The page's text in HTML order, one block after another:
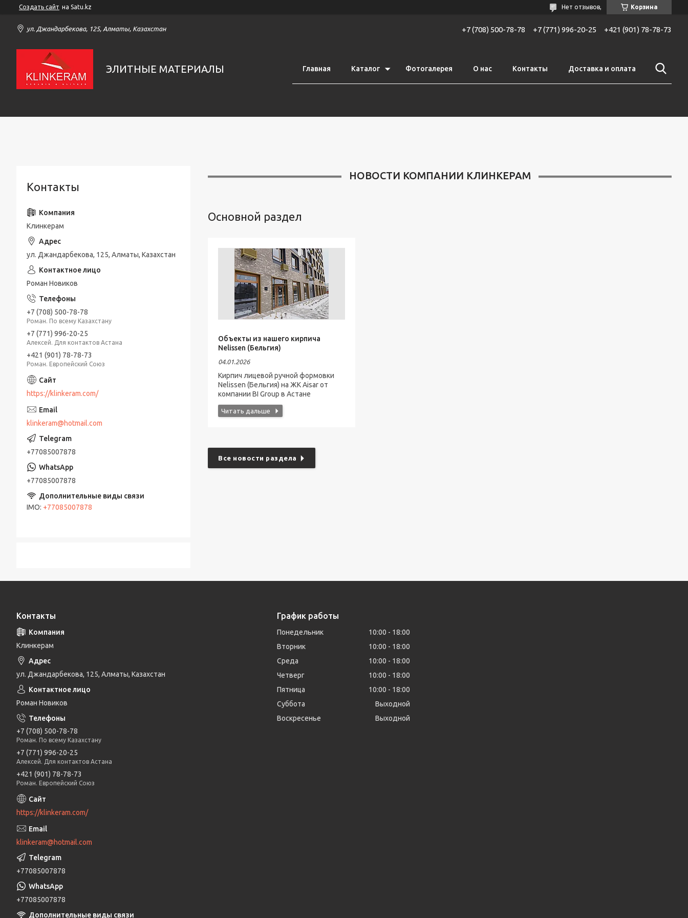
Создать сайт на Satu.kz Корзина
Нет отзывов,
ул. Джандарбекова, 125, Алматы, Казахстан +7 (708) 500-78-78 +7 (771) 996-20-25 +421 (901) 78-78-73
ЭЛИТНЫЕ МАТЕРИАЛЫ Главная Каталог Фотогалерея О нас Контакты Доставка и оплата
НОВОСТИ КОМПАНИИ КЛИНКЕРАМ
Основной раздел
Объекты из нашего кирпича
Nelissen (Бельгия)
04.01.2026
Кирпич лицевой ручной формовки
Nelissen (Бельгия) на ЖК Aisar от
компании BI Group в Астане
Все новости раздела
Контакты
Клинкерам
ул. Джандарбекова, 125, Алматы, Казахстан
Роман Новиков
+7 (708) 500-78-78
Роман. По всему Казахстану
+7 (771) 996-20-25
Алексей. Для контактов Астана
+421 (901) 78-78-73
Роман. Европейский Союз
https://klinkeram.com/
klinkeram@hotmail.com
+77085007878
+77085007878
IMO +77085007878
Контакты
Клинкерам
ул. Джандарбекова, 125, Алматы, Казахстан
Роман Новиков
+7 (708) 500-78-78
Роман. По всему Казахстану
+7 (771) 996-20-25
Алексей. Для контактов Астана
+421 (901) 78-78-73
Роман. Европейский Союз
https://klinkeram.com/
klinkeram@hotmail.com
+77085007878
+77085007878
График работы
Понедельник 10:00
18:00
Вторник
10:00
18:00
Среда
10:00
18:00
Четверг
10:00
18:00
Пятница
10:00
18:00
Суббота
Выходной
Воскресенье
Выходной